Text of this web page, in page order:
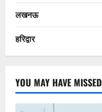
लखनऊ
हरिद्वार
YOU MAY HAVE MISSED